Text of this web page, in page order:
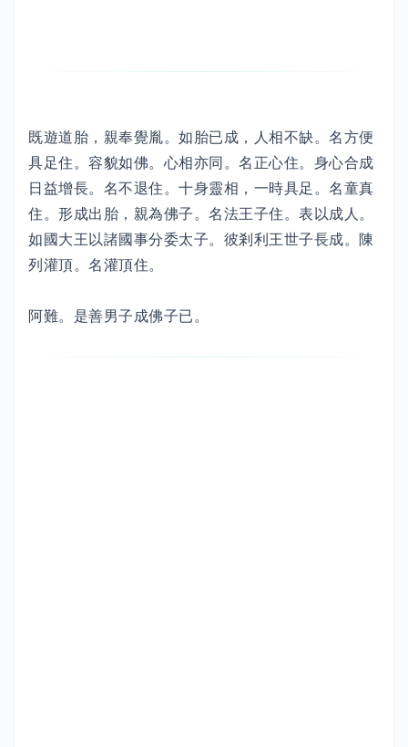
既遊道胎，親奉覺胤。如胎已成，人相不缺。名方便
具足住。容貌如佛。心相亦同。名正心住。身心合成
日益增長。名不退住。十身靈相，一時具足。名童真
住。形成出胎，親為佛子。名法王子住。表以成人。
如國大王以諸國事分委太子。彼剎利王世子長成。陳
列灌頂。名灌頂住。
阿難。是善男子成佛子已。